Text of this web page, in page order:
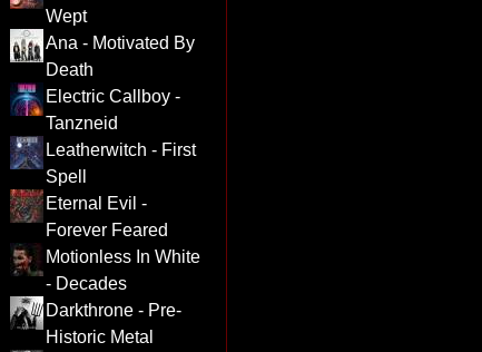
Wept
Ana - Motivated By
Death
Electric Callboy -
Tanzneid
Leatherwitch - First
Spell
Eternal Evil -
Forever Feared
Motionless In White
- Decades
Darkthrone - Pre-
Historic Metal